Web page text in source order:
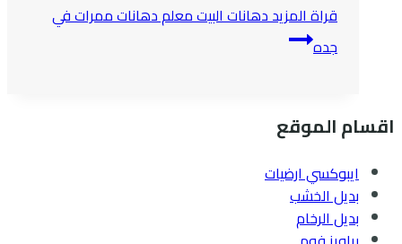
قراة المزيددهانات البيت معلم دهانات ممرات في
جده
اقسام الموقع
ايبوكسي ارضيات
بديل الخشب
بديل الرخام